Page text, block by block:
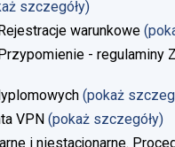
szczegóły)
warunkowe
- regulaminy
(pokaż
VPN (pokaż szczegóły)
i niestacjonarne.